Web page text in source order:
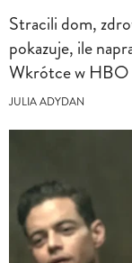
Stracili dom,
pokazuje, ile
Wkrótce w HBO
JULIA ADYDAN